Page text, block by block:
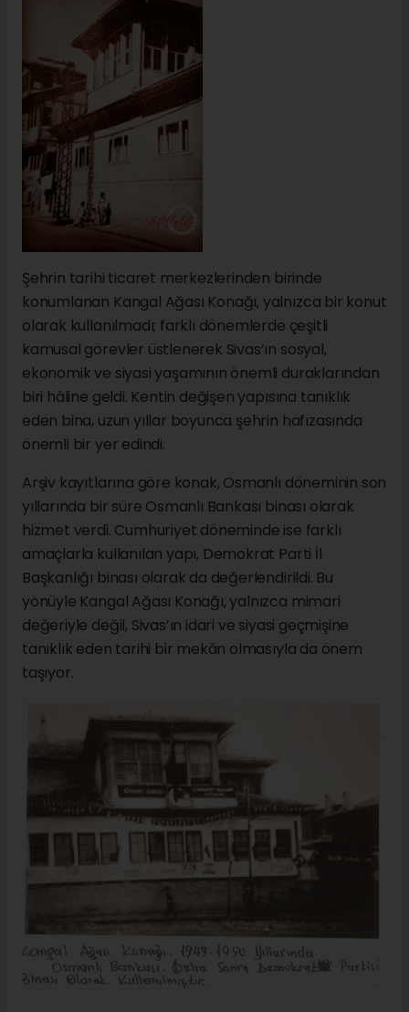
Şehrin tarihi ticaret merkezlerinden birinde
konumlanan Kangal Ağası Konağı, yalnızca bir konut
olarak kullanılmadı; farklı dönemlerde çeşitli
kamusal görevler üstlenerek Sivas’ın sosyal,
ekonomik ve siyasi yaşamının önemli duraklarından
biri hâline geldi. Kentin değişen yapısına tanıklık
eden bina, uzun yıllar boyunca şehrin hafızasında
önemli bir yer edindi.
Arşiv kayıtlarına göre konak, Osmanlı döneminin son
yıllarında bir süre Osmanlı Bankası binası olarak
hizmet verdi. Cumhuriyet döneminde ise farklı
amaçlarla kullanılan yapı, Demokrat Parti İl
Başkanlığı binası olarak da değerlendirildi. Bu
yönüyle Kangal Ağası Konağı, yalnızca mimari
değeriyle değil, Sivas’ın idari ve siyasi geçmişine
tanıklık eden tarihi bir mekân olmasıyla da önem
taşıyor.